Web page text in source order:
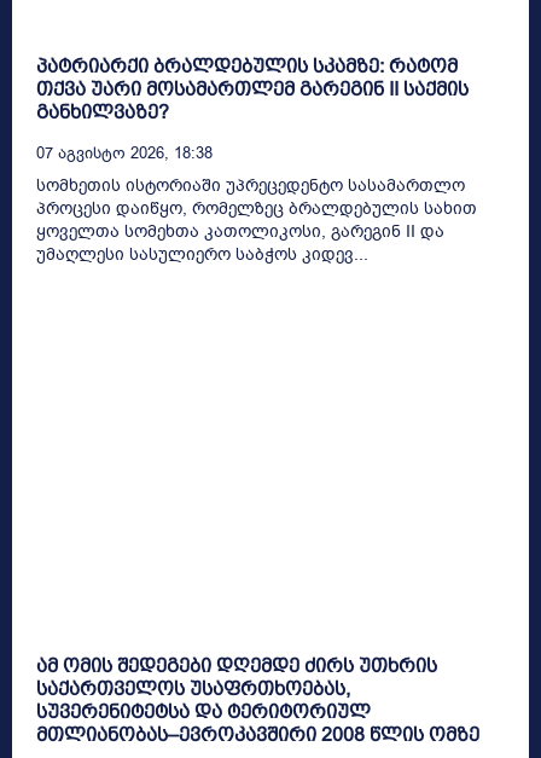
პატრიარქი ბრალდებულის სკამზე: რატომ
თქვა უარი მოსამართლემ გარეგინ II საქმის
განხილვაზე?
07 Აგვისტო 2026, 18:38
სომხეთის ისტორიაში უპრეცედენტო სასამართლო
პროცესი დაიწყო, რომელზეც ბრალდებულის სახით
ყოველთა სომეხთა კათოლიკოსი, გარეგინ II და
უმაღლესი სასულიერო საბჭოს კიდევ...
ამ ომის შედეგები დღემდე ძირს უთხრის
საქართველოს უსაფრთხოებას,
სუვერენიტეტსა და ტერიტორიულ
მთლიანობას–ევროკავშირი 2008 წლის ომზე